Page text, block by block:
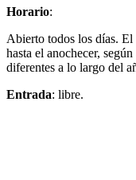
Horario:
Abierto todos los días. El
hasta el anochecer,
diferentes a lo largo del
Entrada: libre.